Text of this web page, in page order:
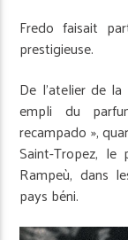
Fredo faisait
prestigieuse.
De l’atelier de
empli du
recampado »,
Saint-Tropez, le
Rampeù, dans
pays béni.